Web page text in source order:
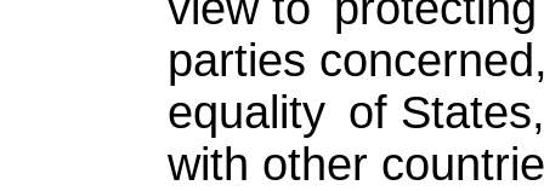
parties
equality of
with other